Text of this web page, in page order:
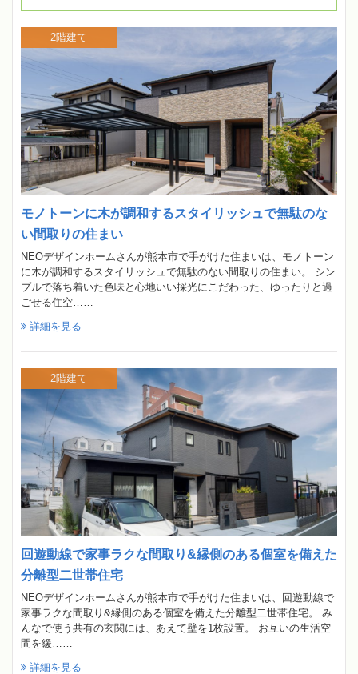
モノトーンに木が調和するスタイリッシュで無駄のな
い間取りの住まい
NEOデザインホームさんが熊本市で手がけた住まいは、モノトーン
に木が調和するスタイリッシュで無駄のない間取りの住まい。 シン
プルで落ち着いた色味と心地いい採光にこだわった、ゆったりと過
ごせる住空……
詳細を見る
2階建て
回遊動線で家事ラクな間取り&縁側のある個室を備えた
分離型二世帯住宅
NEOデザインホームさんが熊本市で手がけた住まいは、回遊動線で
家事ラクな間取り&縁側のある個室を備えた分離型二世帯住宅。 み
んなで使う共有の玄関には、あえて壁を1枚設置。 お互いの生活空
間を緩……
詳細を見る
2階建て